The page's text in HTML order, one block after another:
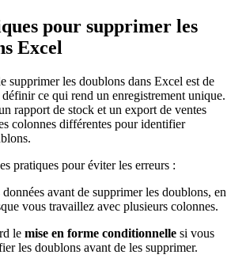
pour supprimer les
Excel
supprimer les doublons dans Excel est de
ce qui rend un enregistrement unique.
rapport de stock et un export de ventes
colonnes différentes pour identifier
pratiques pour éviter les erreurs :
avant de supprimer les doublons, en
vous travaillez avec plusieurs colonnes.
le mise en forme conditionnelle si vous
les doublons avant de les supprimer.